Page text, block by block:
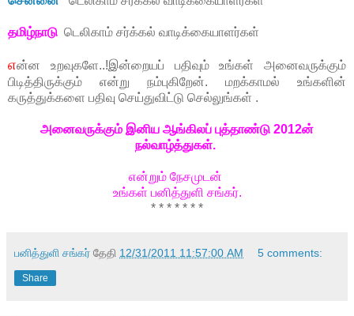
தமிழ்நாடு டெலிகாம் சர்க்கல் வாடிக்கையாளர்கள்
என்ன உறவுகளே..!இன்றையப் பதிவும் உங்கள் அனைவருக்கும்
பிடித்திருக்கும் என்று நம்புகிறேன். மறக்காமல் உங்களின்
கருத்துக்களை பதிவு செய்துவிட்டு செல்லுங்கள் .
அனைவருக்கும் இனிய ஆங்கிலப் புத்தாண்டு 2012ன்
நல்வாழ்த்துகள்.
என்றும் நேசமுடன்
உங்கள் பனித்துளி சங்கர்.
* * * * * * *
பனித்துளி சங்கர் தேதி 12/31/2011 11:57:00 AM 5 comments:
Share